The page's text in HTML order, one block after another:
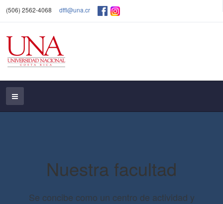
(506) 2562-4068 dffl@una.cr
Nuestra facultad
Se concibe como un centro de actividad y